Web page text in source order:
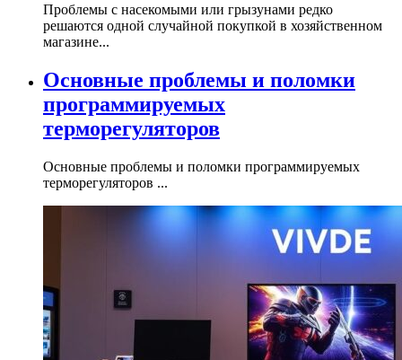
Проблемы с насекомыми или грызунами редко
решаются одной случайной покупкой в хозяйственном
магазине...
Основные проблемы и поломки
программируемых
терморегуляторов
Основные проблемы и поломки программируемых
терморегуляторов ...